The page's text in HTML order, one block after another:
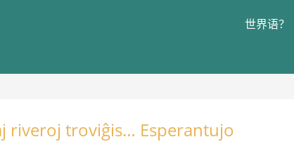
世界语？
riveroj troviĝis… Esperantujo